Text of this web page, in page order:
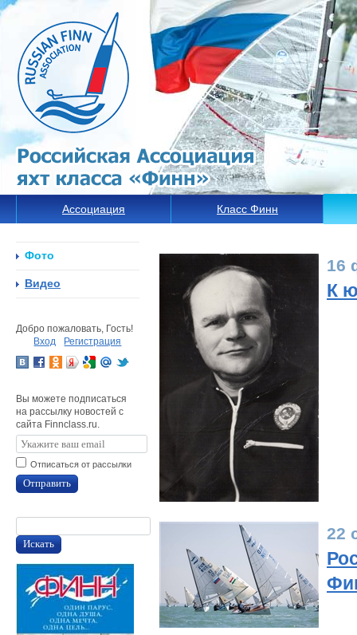
Ассоциация Класс Финн
16
К
22
Фото
Видео
Добро пожаловать, Гость!
Вход
Регистрация
Вы можете подписаться
на рассылку новостей с
сайта Finnclass.ru.
Отписаться от рассылки
Отправить
Искать